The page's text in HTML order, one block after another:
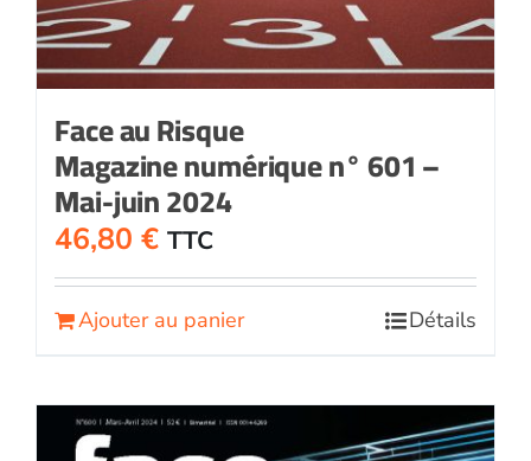
Face au Risque
Magazine numérique n° 601 –
Mai-juin 2024
46,80 € TTC
Ajouter au panier Détails